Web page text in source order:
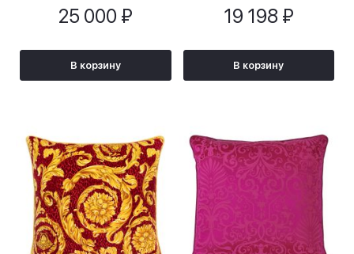
25 000 ₽
В корзину
19 198 ₽
В корзину